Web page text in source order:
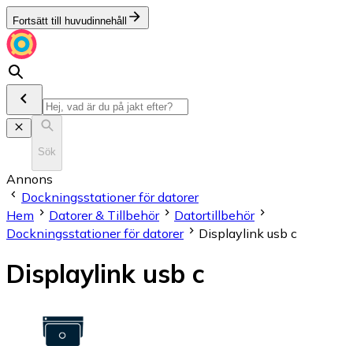
Fortsätt till huvudinnehåll
Sök
Annons
Dockningsstationer för datorer
Hem
Datorer & Tillbehör
Datortillbehör
Dockningsstationer för datorer
Displaylink usb c
Displaylink usb c